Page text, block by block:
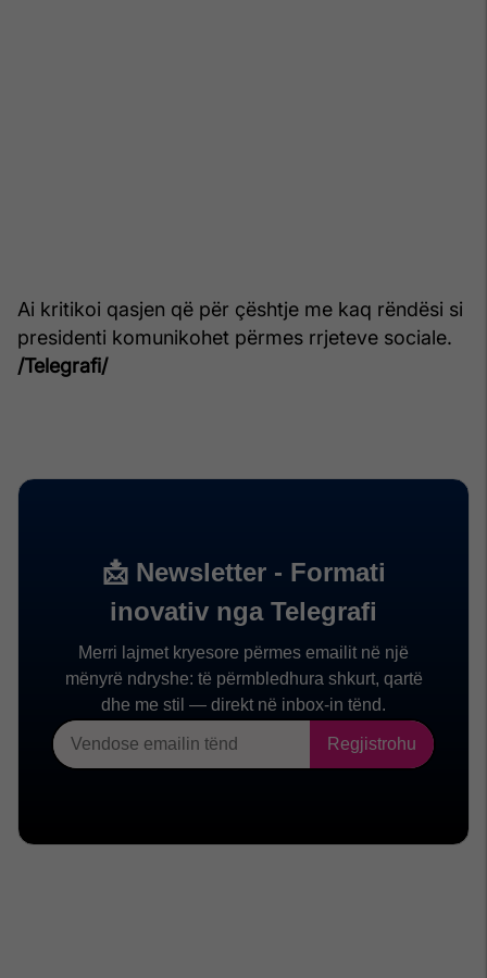
Ai kritikoi qasjen që për çështje me kaq rëndësi si
presidenti komunikohet përmes rrjeteve sociale.
/Telegrafi/